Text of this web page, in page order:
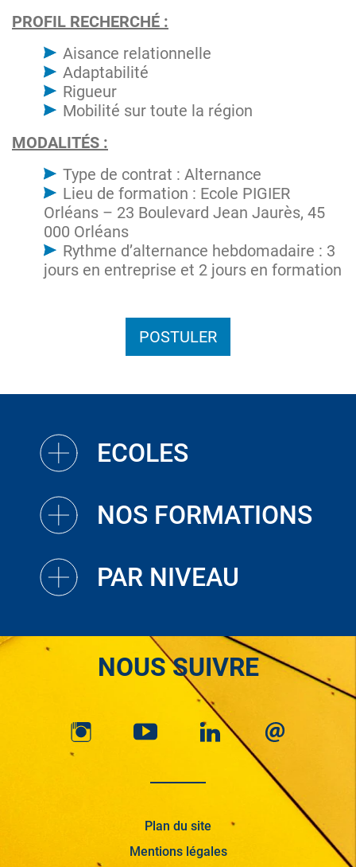
PROFIL RECHERCHÉ :
Aisance relationnelle
Adaptabilité
Rigueur
Mobilité sur toute la région
MODALITÉS :
Type de contrat : Alternance
Lieu de formation : Ecole PIGIER
Orléans – 23 Boulevard Jean Jaurès, 45
000 Orléans
Rythme d’alternance hebdomadaire : 3
jours en entreprise et 2 jours en formation
POSTULER
ECOLES
NOS FORMATIONS
PAR NIVEAU
NOUS SUIVRE
Plan du site
Mentions légales